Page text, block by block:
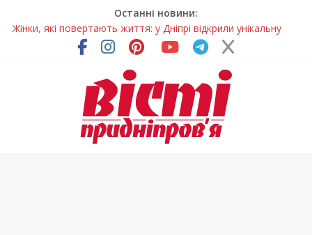
Останні новини:
Жінки, які повертають життя: у Дніпрі відкрили унікальну
фотовиставку
Педагогиню з Дніпра відзначили у престижному
всеукраїнському конкурсі
Дніпро стане головним центром молодіжних проєктів та
ініціатив України
Засинання після півночі може негативно впливати на